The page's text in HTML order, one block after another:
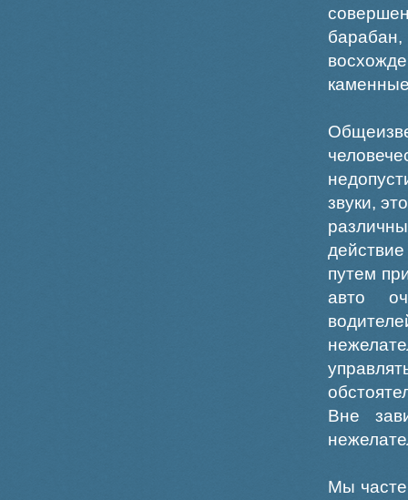
звуки,
путем
авто
Вне
Мы